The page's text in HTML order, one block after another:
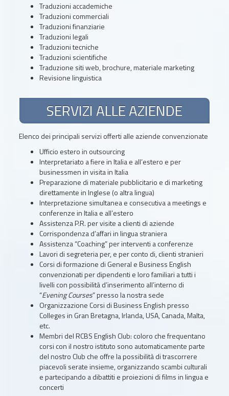
Traduzioni accademiche
Traduzioni commerciali
Traduzioni finanziarie
Traduzioni legali
Traduzioni tecniche
Traduzioni scientifiche
Traduzione siti web, brochure, materiale marketing
Revisione linguistica
SERVIZI ALLE AZIENDE
Elenco dei principali servizi offerti alle aziende convenzionate
Ufficio estero in outsourcing
Interpretariato a fiere in Italia e all’estero e per
businessmen in visita in Italia
Preparazione di materiale pubblicitario e di marketing
direttamente in Inglese (o altra lingua)
Interpretazione simultanea e consecutiva a meetings e
conferenze in Italia e all’estero
Assistenza P.R. per visite a clienti di aziende
Corrispondenza d’affari in lingua straniera
Assistenza “Coaching” per interventi a conferenze
Lavori di segreteria per, e per conto di, clienti stranieri
Corsi di formazione di General e Business English
convenzionati per dipendenti e loro familiari a tutti i
livelli con possibilità d’inserimento all’interno di
“Evening Courses” presso la nostra sede
Organizzazione Corsi di Business English presso
Colleges in Gran Bretagna, Irlanda, USA, Canada, Malta,
etc.
Membri del RCBS English Club: coloro che frequentano
corsi con il nostro istituto sono automaticamente parte
del nostro Club che offre la possibilità di trascorrere
piacevoli serate insieme, organizzando scambi culturali
e partecipando a dibattiti e proiezioni di films in lingua e
concerti